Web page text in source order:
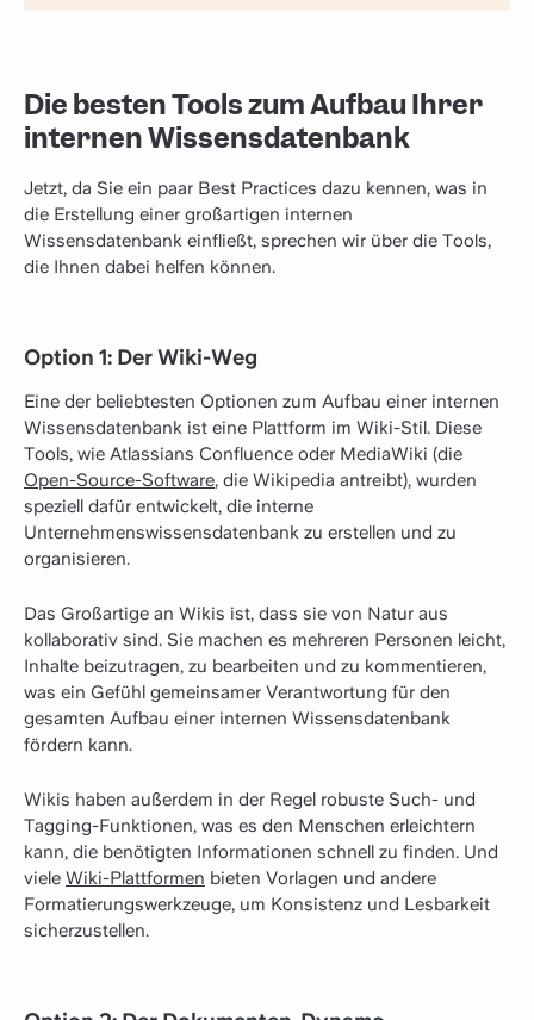
Die besten Tools zum Aufbau Ihrer
internen Wissensdatenbank
Jetzt, da Sie ein paar Best Practices dazu kennen, was in
die Erstellung einer großartigen internen
Wissensdatenbank einfließt, sprechen wir über die Tools,
die Ihnen dabei helfen können.
Option 1: Der Wiki-Weg
Eine der beliebtesten Optionen zum Aufbau einer internen
Wissensdatenbank ist eine Plattform im Wiki-Stil. Diese
Tools, wie Atlassians Confluence oder MediaWiki (die
Open-Source-Software, die Wikipedia antreibt), wurden
speziell dafür entwickelt, die interne
Unternehmenswissensdatenbank zu erstellen und zu
organisieren.
Das Großartige an Wikis ist, dass sie von Natur aus
kollaborativ sind. Sie machen es mehreren Personen leicht,
Inhalte beizutragen, zu bearbeiten und zu kommentieren,
was ein Gefühl gemeinsamer Verantwortung für den
gesamten Aufbau einer internen Wissensdatenbank
fördern kann.
Wikis haben außerdem in der Regel robuste Such- und
Tagging-Funktionen, was es den Menschen erleichtern
kann, die benötigten Informationen schnell zu finden. Und
viele Wiki-Plattformen bieten Vorlagen und andere
Formatierungswerkzeuge, um Konsistenz und Lesbarkeit
sicherzustellen.